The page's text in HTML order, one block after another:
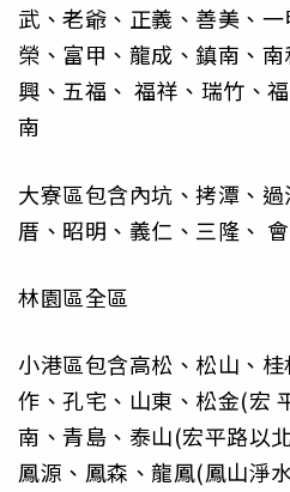
武、老爺、正義、善美、
榮、富甲、龍成、鎮南、
興、五福、 福祥、瑞竹、
南
大寮區包含內坑、拷潭、
厝、昭明、義仁、三隆、
林園區全區
小港區包含高松、松山、
作、孔宅、山東、松金(宏
南、青島、泰山(宏平路以
鳳源、鳳森、龍鳳(鳳山淨